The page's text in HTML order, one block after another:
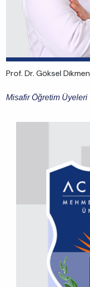
Prof. Dr. Göksel Dikmen
Misafir Öğretim Üyeleri